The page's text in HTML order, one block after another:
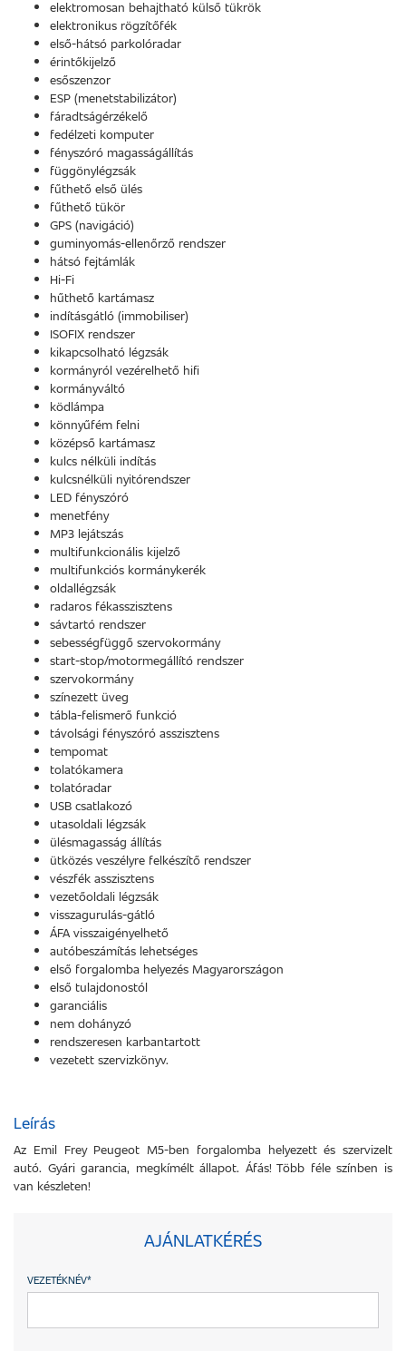
elektromosan behajtható külső tükrök
elektronikus rögzítőfék
első-hátsó parkolóradar
érintőkijelző
esőszenzor
ESP (menetstabilizátor)
fáradtságérzékelő
fedélzeti komputer
fényszóró magasságállítás
függönylégzsák
fűthető első ülés
fűthető tükör
GPS (navigáció)
guminyomás-ellenőrző rendszer
hátsó fejtámlák
Hi-Fi
hűthető kartámasz
indításgátló (immobiliser)
ISOFIX rendszer
kikapcsolható légzsák
kormányról vezérelhető hifi
kormányváltó
ködlámpa
könnyűfém felni
középső kartámasz
kulcs nélküli indítás
kulcsnélküli nyitórendszer
LED fényszóró
menetfény
MP3 lejátszás
multifunkcionális kijelző
multifunkciós kormánykerék
oldallégzsák
radaros fékasszisztens
sávtartó rendszer
sebességfüggő szervokormány
start-stop/motormegállító rendszer
szervokormány
színezett üveg
tábla-felismerő funkció
távolsági fényszóró asszisztens
tempomat
tolatókamera
tolatóradar
USB csatlakozó
utasoldali légzsák
ülésmagasság állítás
ütközés veszélyre felkészítő rendszer
vészfék asszisztens
vezetőoldali légzsák
visszagurulás-gátló
ÁFA visszaigényelhető
autóbeszámítás lehetséges
első forgalomba helyezés Magyarországon
első tulajdonostól
garanciális
nem dohányzó
rendszeresen karbantartott
vezetett szervizkönyv.
Leírás
Az Emil Frey Peugeot M5-ben forgalomba helyezett és szervizelt
autó. Gyári garancia, megkímélt állapot. Áfás! Több féle színben is
van készleten!
AJÁNLATKÉRÉS
VEZETÉKNÉV*